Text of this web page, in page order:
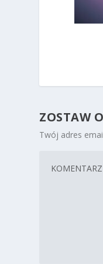
ZOSTAW
Twój adres